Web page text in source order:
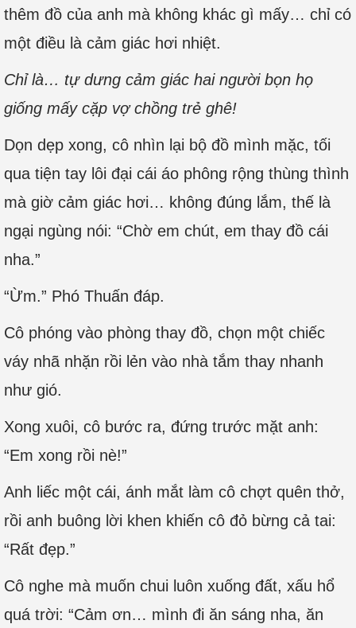
thêm đồ của anh mà không khác gì mấy… chỉ có
một điều là cảm giác hơi nhiệt.
Chỉ là… tự dưng cảm giác hai người bọn họ
giống mấy cặp vợ chồng trẻ ghê!
Dọn dẹp xong, cô nhìn lại bộ đồ mình mặc, tối
qua tiện tay lôi đại cái áo phông rộng thùng thình
mà giờ cảm giác hơi… không đúng lắm, thế là
ngại ngùng nói: “Chờ em chút, em thay đồ cái
nha.”
“Ừm.” Phó Thuấn đáp.
Cô phóng vào phòng thay đồ, chọn một chiếc
váy nhã nhặn rồi lẻn vào nhà tắm thay nhanh
như gió.
Xong xuôi, cô bước ra, đứng trước mặt anh:
“Em xong rồi nè!”
Anh liếc một cái, ánh mắt làm cô chợt quên thở,
rồi anh buông lời khen khiến cô đỏ bừng cả tai:
“Rất đẹp.”
Cô nghe mà muốn chui luôn xuống đất, xấu hổ
quá trời: “Cảm ơn… mình đi ăn sáng nha, ăn